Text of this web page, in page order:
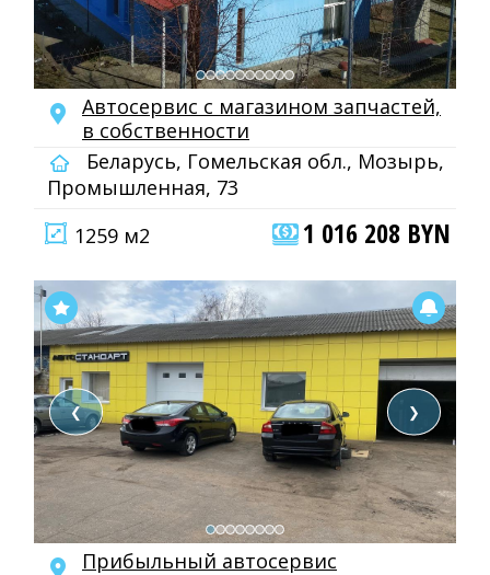
Автосервис с магазином запчастей,
в собственности
Беларусь, Гомельская обл., Мозырь,
Промышленная, 73
1259 м2
1 016 208 BYN
❮ ❯
Прибыльный автосервис